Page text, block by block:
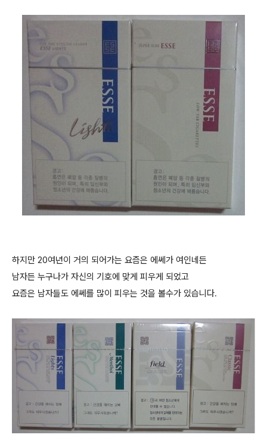
하지만 20여년이 거의 되어가는 요즘은 에쎄가 여인네든
남자든 누구나가 자신의 기호에 맞게 피우게 되었고
요즘은 남자들도 에쎄를 많이 피우는 것을 볼수가 있습니다.